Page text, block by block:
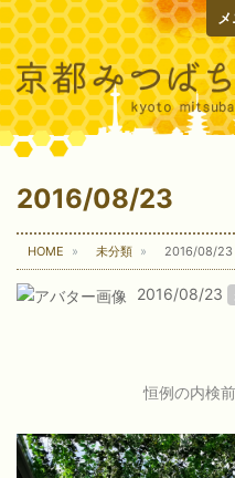
2016/08/23
HOME 未分類 2016/08/23
2016/08/23
恒例の内検